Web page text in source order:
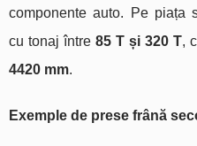
componente auto. Pe piața
cu tonaj între 85 T și 320 T,
4420 mm.
Exemple de prese frână